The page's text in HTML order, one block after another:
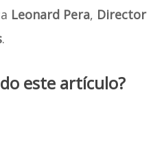
Leonard Pera, Director
.
este artículo?